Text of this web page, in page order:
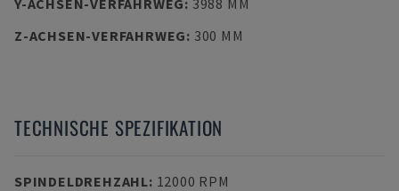
Y-ACHSEN-VERFAHRWEG: 3988 MM
Z-ACHSEN-VERFAHRWEG: 300 MM
TECHNISCHE SPEZIFIKATION
SPINDELDREHZAHL: 12000 RPM